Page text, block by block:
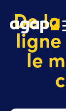
De
le